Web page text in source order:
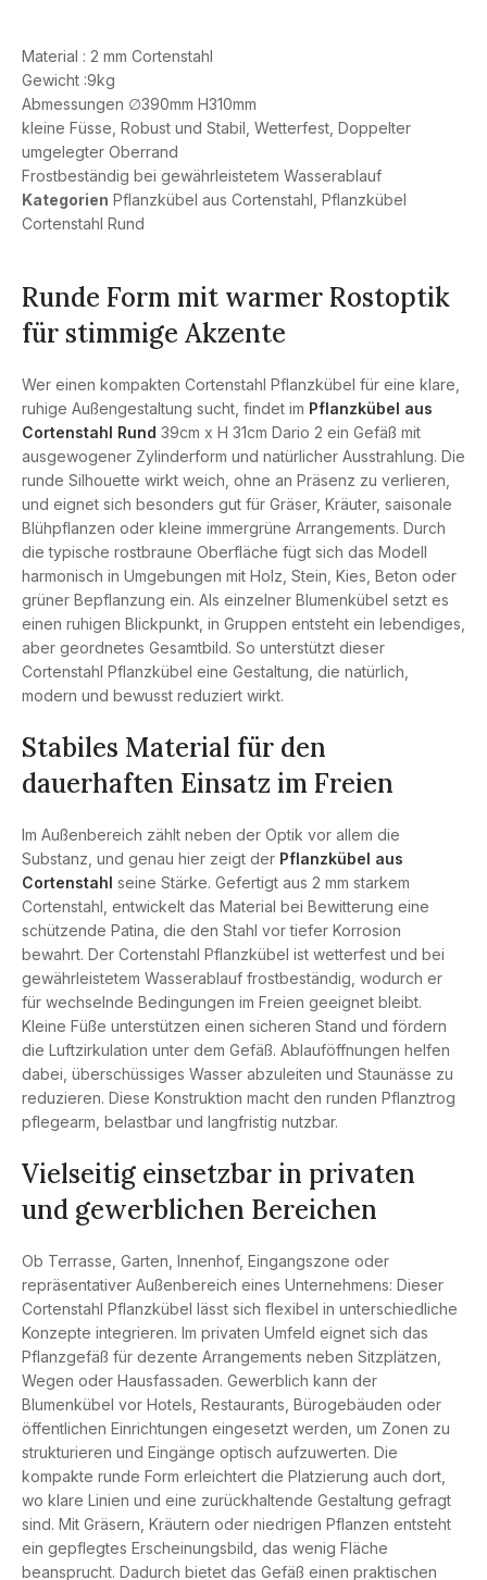
Material : 2 mm Cortenstahl
Gewicht :9kg
Abmessungen ∅390mm H310mm
kleine Füsse, Robust und Stabil, Wetterfest, Doppelter
umgelegter Oberrand
Frostbeständig bei gewährleistetem Wasserablauf
Kategorien Pflanzkübel aus Cortenstahl Pflanzkübel
Cortenstahl Rund
Runde Form mit warmer Rostoptik
für stimmige Akzente
Wer einen kompakten Cortenstahl Pflanzkübel für eine klare,
ruhige Außengestaltung sucht, findet im Pflanzkübel aus
Cortenstahl Rund 39cm x H 31cm Dario 2 ein Gefäß mit
ausgewogener Zylinderform und natürlicher Ausstrahlung. Die
runde Silhouette wirkt weich, ohne an Präsenz zu verlieren,
und eignet sich besonders gut für Gräser, Kräuter, saisonale
Blühpflanzen oder kleine immergrüne Arrangements. Durch
die typische rostbraune Oberfläche fügt sich das Modell
harmonisch in Umgebungen mit Holz, Stein, Kies, Beton oder
grüner Bepflanzung ein. Als einzelner Blumenkübel setzt es
einen ruhigen Blickpunkt, in Gruppen entsteht ein lebendiges,
aber geordnetes Gesamtbild. So unterstützt dieser
Cortenstahl Pflanzkübel eine Gestaltung, die natürlich,
modern und bewusst reduziert wirkt.
Stabiles Material für den
dauerhaften Einsatz im Freien
Im Außenbereich zählt neben der Optik vor allem die
Substanz, und genau hier zeigt der Pflanzkübel aus
Cortenstahl seine Stärke. Gefertigt aus 2 mm starkem
Cortenstahl, entwickelt das Material bei Bewitterung eine
schützende Patina, die den Stahl vor tiefer Korrosion
bewahrt. Der Cortenstahl Pflanzkübel ist wetterfest und bei
gewährleistetem Wasserablauf frostbeständig, wodurch er
für wechselnde Bedingungen im Freien geeignet bleibt.
Kleine Füße unterstützen einen sicheren Stand und fördern
die Luftzirkulation unter dem Gefäß. Ablauföffnungen helfen
dabei, überschüssiges Wasser abzuleiten und Staunässe zu
reduzieren. Diese Konstruktion macht den runden Pflanztrog
pflegearm, belastbar und langfristig nutzbar.
Vielseitig einsetzbar in privaten
und gewerblichen Bereichen
Ob Terrasse, Garten, Innenhof, Eingangszone oder
repräsentativer Außenbereich eines Unternehmens: Dieser
Cortenstahl Pflanzkübel lässt sich flexibel in unterschiedliche
Konzepte integrieren. Im privaten Umfeld eignet sich das
Pflanzgefäß für dezente Arrangements neben Sitzplätzen,
Wegen oder Hausfassaden. Gewerblich kann der
Blumenkübel vor Hotels, Restaurants, Bürogebäuden oder
öffentlichen Einrichtungen eingesetzt werden, um Zonen zu
strukturieren und Eingänge optisch aufzuwerten. Die
kompakte runde Form erleichtert die Platzierung auch dort,
wo klare Linien und eine zurückhaltende Gestaltung gefragt
sind. Mit Gräsern, Kräutern oder niedrigen Pflanzen entsteht
ein gepflegtes Erscheinungsbild, das wenig Fläche
beansprucht. Dadurch bietet das Gefäß einen praktischen